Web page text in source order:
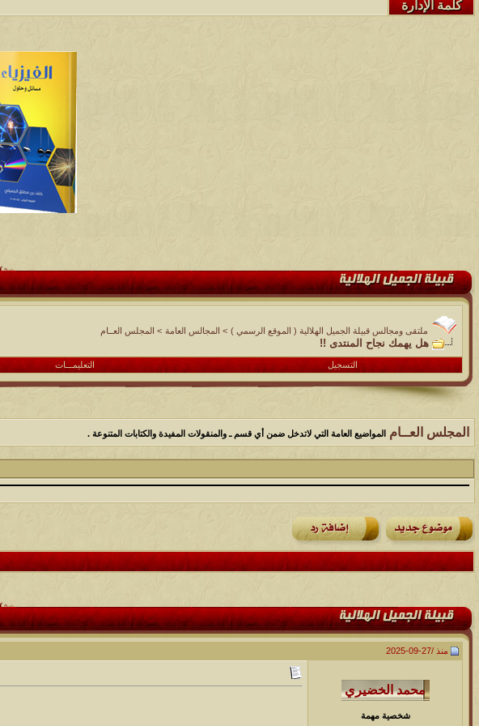
كلمة الإدارة
ملتقى ومجالس قبيلة الجميل الهلالية ( الموقع الرسمي ) > المجالس العامة > المجلس العــام
هل يهمك نجاح المنتدى !!
التسجيل التعليمـــات
المجلس العــام المواضيع العامة التي لاتدخل ضمن أي قسم ـ والمنقولات المفيدة والكتابات المتنوعة .
منذ /27-09-2025
شخصية مهمة